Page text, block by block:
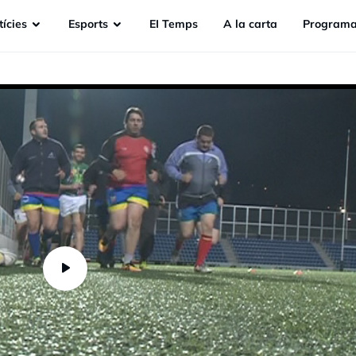
Esports EI Temps A la carta